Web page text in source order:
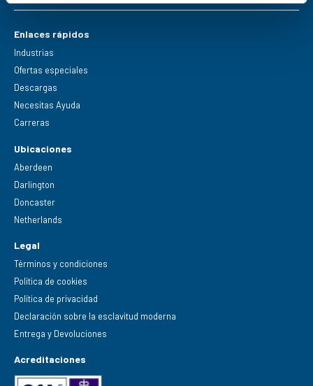
Enlaces rápidos
Industrias
Ofertas especiales
Descargas
Necesitas Ayuda
Carreras
Ubicaciones
Aberdeen
Darlington
Doncaster
Netherlands
Legal
Términos y condiciones
Política de cookies
Política de privacidad
Declaración sobre la esclavitud moderna
Entrega y Devoluciones
Acreditaciones